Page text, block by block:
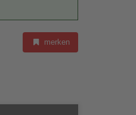
merken